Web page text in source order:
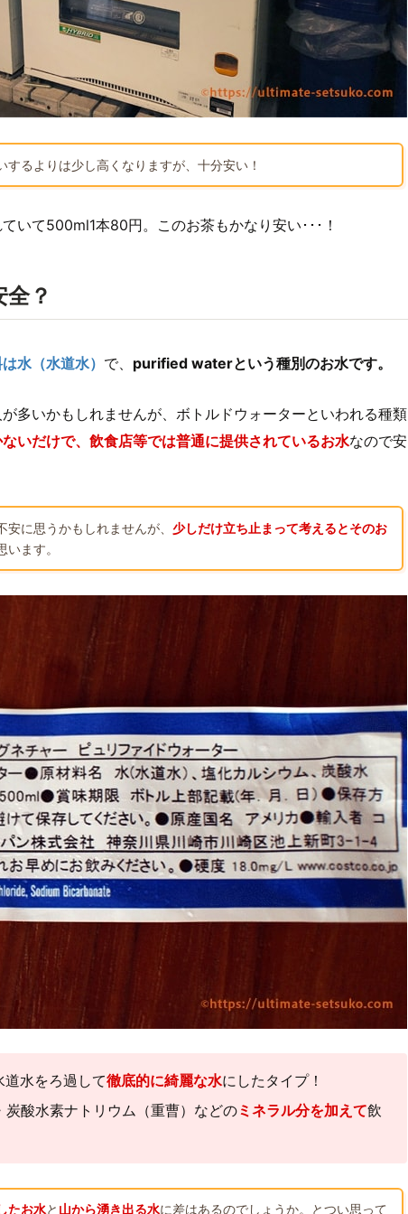
するよりは少し高くなりますが、十分安い！
いて500ml1本80円。このお茶もかなり安い･･･！
？
水（水道水） で、 purified waterという種別のお水です。
が多いかもしれませんが、ボトルドウォーターといわれる種類
いだけで、飲食店等では普通に提供されているお水なので安
安に思うかもしれませんが、少しだけ立ち止まって考えるとそのお
います。
道水をろ過して徹底的に綺麗な水にしたタイプ！
炭酸水素ナトリウム（重曹）などのミネラル分を加えて飲
たお水と 山から湧き出る水に差はあるのでしょうか。とつい思って